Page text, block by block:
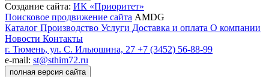
Создание сайта: ИК «Приоритет»
Поисковое продвижение сайта AMDG
Каталог Производство Услуги Доставка и оплата О компании
Новости Контакты
г. Тюмень, ул. С. Ильюшина, 27 +7 (3452) 56-88-99
e-mail: st@sthim72.ru
полная версия сайта